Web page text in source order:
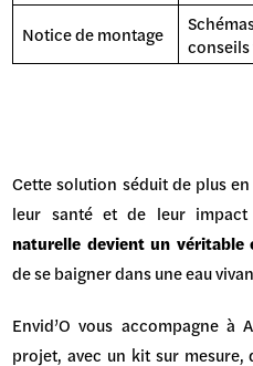
Notice de montage
Cette solution séduit de plus
leur santé et de leur impact
naturelle devient un véritable
de se baigner dans une eau
Envid’O vous accompagne à
projet, avec un kit sur mesure,